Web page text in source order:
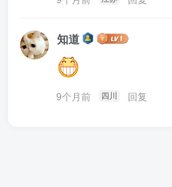
知道
9个月前 四川 回复